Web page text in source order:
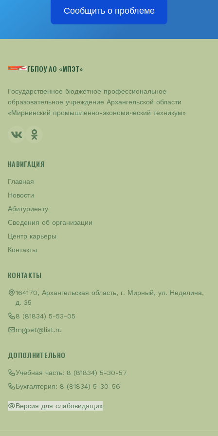
Сообщить о проблеме
ГБПОУ АО «МПЭТ»
Государственное бюджетное профессиональное
образовательное учреждение Архангельской области
«Мирнинский промышленно-экономический техникум»
НАВИГАЦИЯ
Главная
Новости
Абитуриенту
Сведения об организации
Центр карьеры
Контакты
КОНТАКТЫ
164170, Архангельская область, г. Мирный, ул. Неделина,
д. 35
8 (81834) 5-53-05
mgpet@list.ru
ДОПОЛНИТЕЛЬНО
Учебная часть: 8 (81834) 5-30-57
Бухгалтерия: 8 (81834) 5-30-56
Версия для слабовидящих